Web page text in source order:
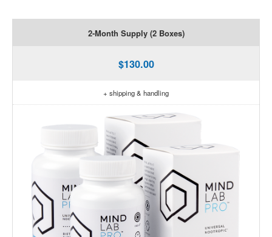
2-Month Supply (2 Boxes)
$130.00
+ shipping & handling